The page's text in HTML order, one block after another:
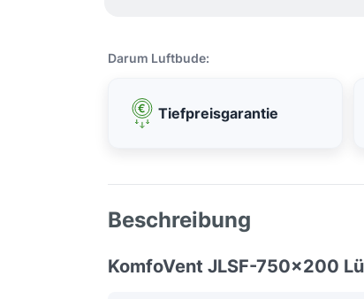
Darum Luftbude:
Tiefpreisgarantie
Beschreibung
KomfoVent JLSF-750x200